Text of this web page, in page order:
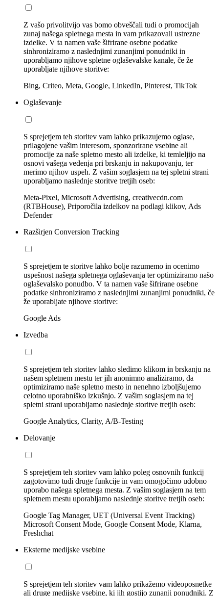
Z vašo privolitvijo vas bomo obveščali tudi o promocijah
zunaj našega spletnega mesta in vam prikazovali ustrezne
izdelke. V ta namen vaše šifrirane osebne podatke
sinhroniziramo z naslednjimi zunanjimi ponudniki in
uporabljamo njihove spletne oglaševalske kanale, če že
uporabljate njihove storitve:
Bing, Criteo, Meta, Google, LinkedIn, Pinterest, TikTok
Oglaševanje
S sprejetjem teh storitev vam lahko prikazujemo oglase,
prilagojene vašim interesom, sponzorirane vsebine ali
promocije za naše spletno mesto ali izdelke, ki temleljijo na
osnovi vašega vedenja pri brskanju in nakupovanju, ter
merimo njihov uspeh. Z vašim soglasjem na tej spletni strani
uporabljamo naslednje storitve tretjih oseb:
Meta-Pixel, Microsoft Advertising, creativecdn.com
(RTBHouse), Priporočila izdelkov na podlagi klikov, Ads
Defender
Razširjen Conversion Tracking
S sprejetjem te storitve lahko bolje razumemo in ocenimo
uspešnost našega spletnega oglaševanja ter optimiziramo našo
oglaševalsko ponudbo. V ta namen vaše šifrirane osebne
podatke sinhroniziramo z naslednjimi zunanjimi ponudniki, če
že uporabljate njihove storitve:
Google Ads
Izvedba
S sprejetjem teh storitev lahko sledimo klikom in brskanju na
našem spletnem mestu ter jih anonimno analiziramo, da
optimiziramo naše spletno mesto in nenehno izboljšujemo
celotno uporabniško izkušnjo. Z vašim soglasjem na tej
spletni strani uporabljamo naslednje storitve tretjih oseb:
Google Analytics, Clarity, A/B-Testing
Delovanje
S sprejetjem teh storitev vam lahko poleg osnovnih funkcij
zagotovimo tudi druge funkcije in vam omogočimo udobno
uporabo našega spletnega mesta. Z vašim soglasjem na tem
spletnem mestu uporabljamo naslednje storitve tretjih oseb:
Google Tag Manager, UET (Universal Event Tracking)
Microsoft Consent Mode, Google Consent Mode, Klarna,
Freshchat
Eksterne medijske vsebine
S sprejetjem teh storitev vam lahko prikažemo videoposnetke
ali druge medijske vsebine, ki jih gostijo zunanji ponudniki. Z